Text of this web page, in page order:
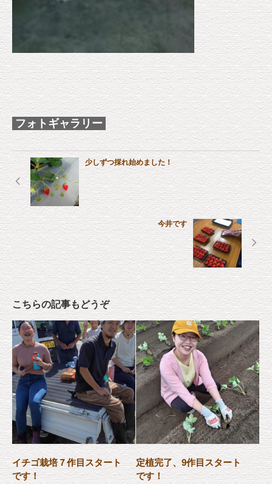
フォトギャラリー
少しずつ採れ始めました！
今井です
こちらの記事もどうぞ
イチゴ栽培７作目スタート
です！
定植完了、9作目スタート
です！